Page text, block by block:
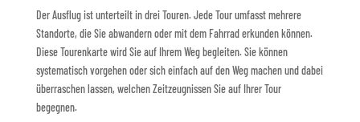
Der Ausflug ist unterteilt in drei Touren. Jede Tour umfasst mehrere
Standorte, die Sie abwandern oder mit dem Fahrrad erkunden können.
Diese Tourenkarte wird Sie auf Ihrem Weg begleiten. Sie können
systematisch vorgehen oder sich einfach auf den Weg machen und dabei
überraschen lassen, welchen Zeitzeugnissen Sie auf Ihrer Tour
begegnen.